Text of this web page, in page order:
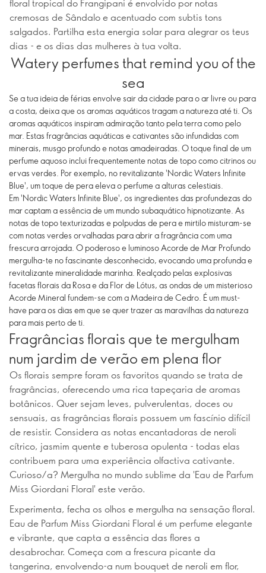
floral tropical do Frangipani é envolvido por notas
cremosas de Sândalo e acentuado com subtis tons
salgados. Partilha esta energia solar para alegrar os teus
dias - e os dias das mulheres à tua volta.
Watery perfumes that remind you of the
sea
Se a tua ideia de férias envolve sair da cidade para o ar livre ou para
a costa, deixa que os aromas aquáticos tragam a natureza até ti. Os
aromas aquáticos inspiram admiração tanto pela terra como pelo
mar. Estas fragrâncias aquáticas e cativantes são infundidas com
minerais, musgo profundo e notas amadeiradas. O toque final de um
perfume aquoso inclui frequentemente notas de topo como citrinos ou
ervas verdes. Por exemplo, no revitalizante 'Nordic Waters Infinite
Blue', um toque de pera eleva o perfume a alturas celestiais.
Em 'Nordic Waters Infinite Blue', os ingredientes das profundezas do
mar captam a essência de um mundo subaquático hipnotizante. As
notas de topo texturizadas e polpudas de pera e mirtilo misturam-se
com notas verdes orvalhadas para abrir a fragrância com uma
frescura arrojada. O poderoso e luminoso Acorde de Mar Profundo
mergulha-te no fascinante desconhecido, evocando uma profunda e
revitalizante mineralidade marinha. Realçado pelas explosivas
facetas florais da Rosa e da Flor de Lótus, as ondas de um misterioso
Acorde Mineral fundem-se com a Madeira de Cedro. É um must-
have para os dias em que se quer trazer as maravilhas da natureza
para mais perto de ti.
Fragrâncias florais que te mergulham
num jardim de verão em plena flor
Os florais sempre foram os favoritos quando se trata de
fragrâncias, oferecendo uma rica tapeçaria de aromas
botânicos. Quer sejam leves, pulverulentas, doces ou
sensuais, as fragrâncias florais possuem um fascínio difícil
de resistir. Considera as notas encantadoras de neroli
cítrico, jasmim quente e tuberosa opulenta - todas elas
contribuem para uma experiência olfactiva cativante.
Curioso/a? Mergulha no mundo sublime da 'Eau de Parfum
Miss Giordani Floral' este verão.
Experimenta, fecha os olhos e mergulha na sensação floral.
Eau de Parfum Miss Giordani Floral é um perfume elegante
e vibrante, que capta a essência das flores a
desabrochar. Começa com a frescura picante da
tangerina, envolvendo-a num bouquet de neroli em flor,